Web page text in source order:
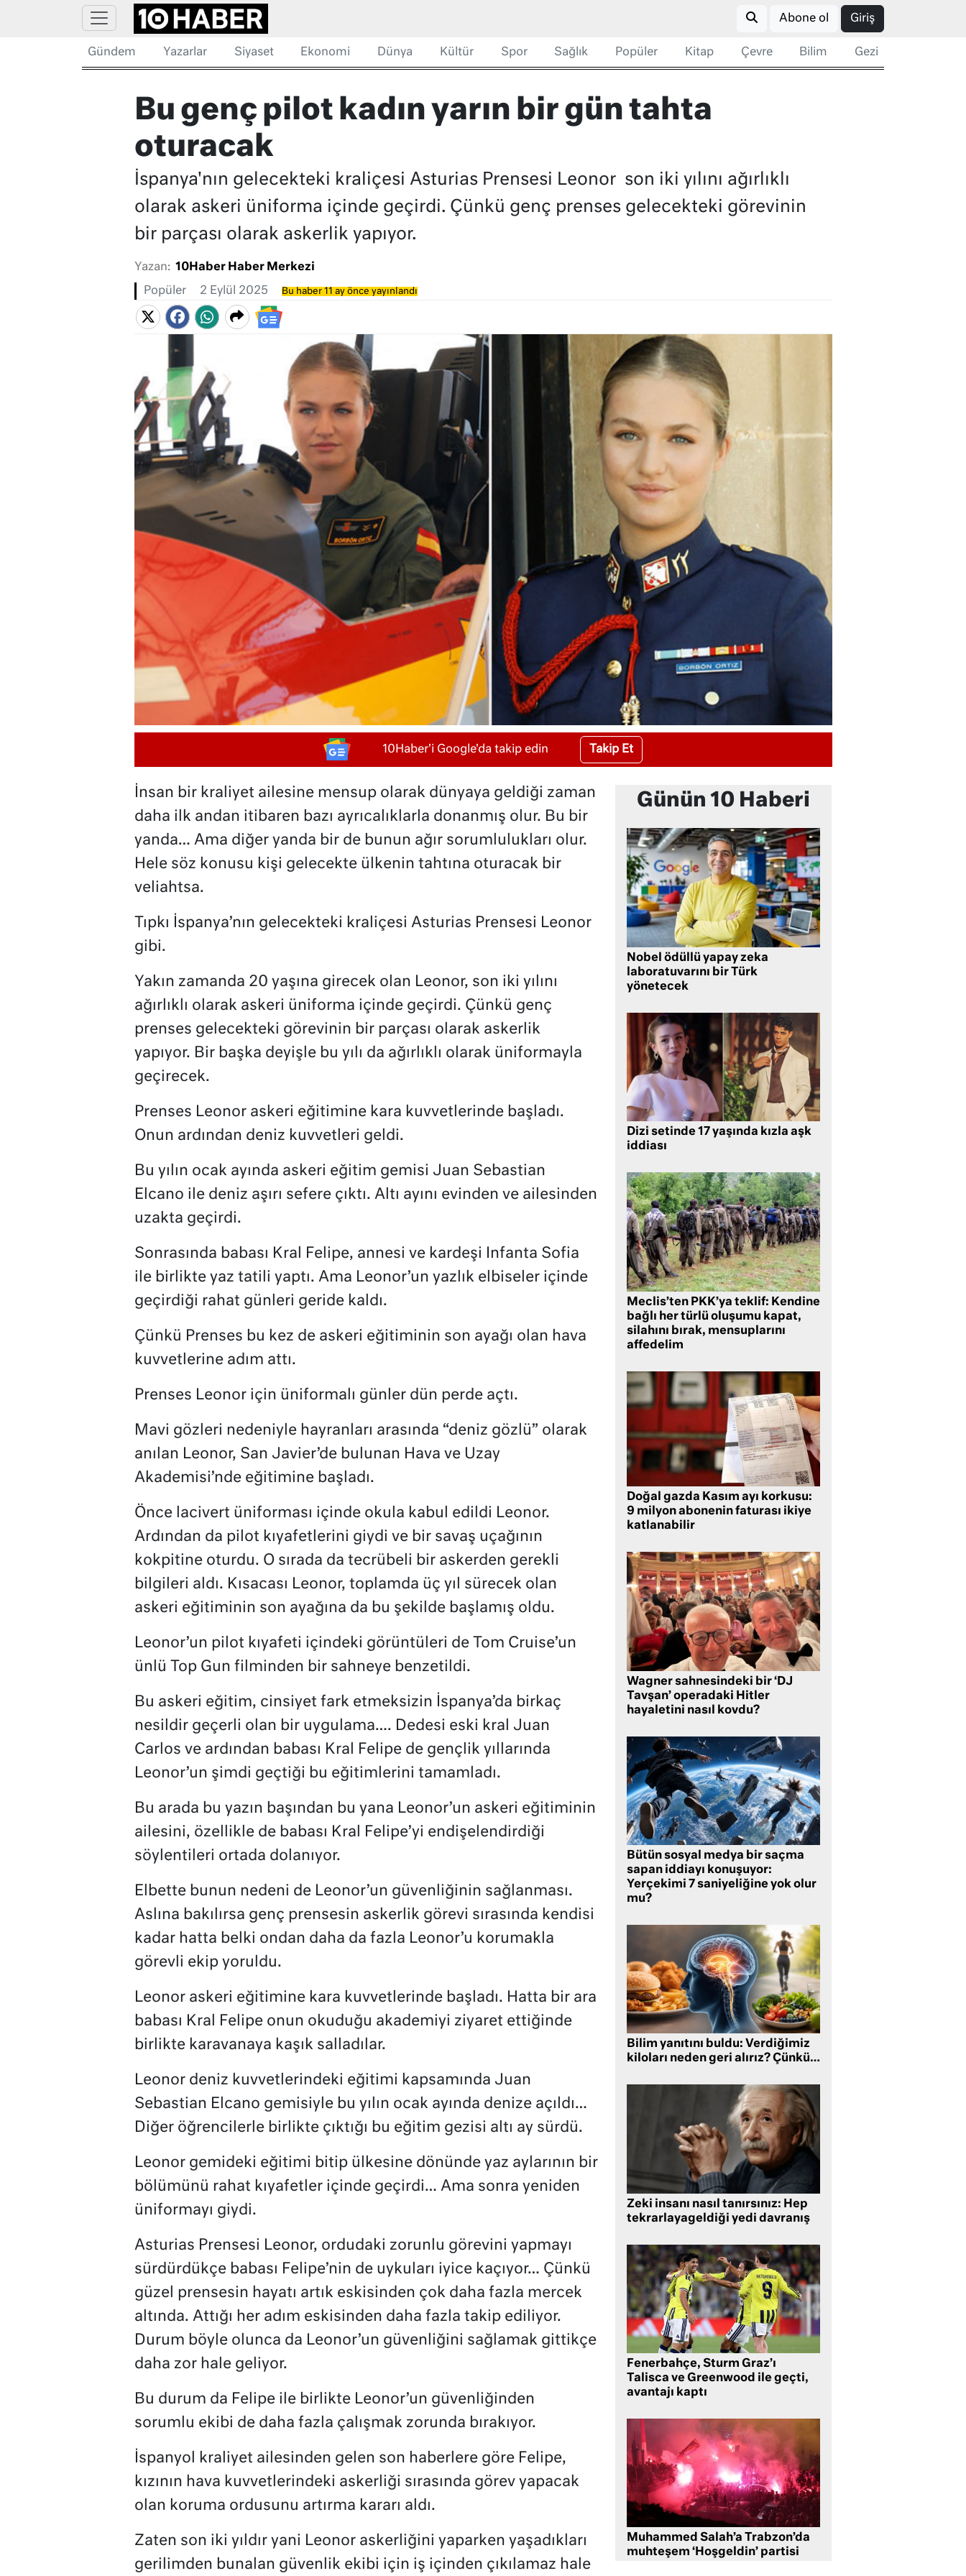
Abone ol Giriş
Gündem Yazarlar Siyaset Ekonomi Dünya Kültür Spor Sağlık Popüler Kitap Çevre Bilim Gezi
Bu genç pilot kadın yarın bir gün tahta
oturacak
İspanya'nın gelecekteki kraliçesi Asturias Prensesi Leonor son iki yılını ağırlıklı
olarak askeri üniforma içinde geçirdi. Çünkü genç prenses gelecekteki görevinin
bir parçası olarak askerlik yapıyor.
Yazan: 10Haber Haber Merkezi
Popüler 2 Eylül 2025 Bu haber 11 ay önce yayınlandı
10Haber'i Google'da takip edin Takip Et
İnsan bir kraliyet ailesine mensup olarak dünyaya geldiği zaman
daha ilk andan itibaren bazı ayrıcalıklarla donanmış olur. Bu bir
yanda… Ama diğer yanda bir de bunun ağır sorumlulukları olur.
Hele söz konusu kişi gelecekte ülkenin tahtına oturacak bir
veliahtsa.
Tıpkı İspanya’nın gelecekteki kraliçesi Asturias Prensesi Leonor
gibi.
Yakın zamanda 20 yaşına girecek olan Leonor, son iki yılını
ağırlıklı olarak askeri üniforma içinde geçirdi. Çünkü genç
prenses gelecekteki görevinin bir parçası olarak askerlik
yapıyor. Bir başka deyişle bu yılı da ağırlıklı olarak üniformayla
geçirecek.
Prenses Leonor askeri eğitimine kara kuvvetlerinde başladı.
Onun ardından deniz kuvvetleri geldi.
Bu yılın ocak ayında askeri eğitim gemisi Juan Sebastian
Elcano ile deniz aşırı sefere çıktı. Altı ayını evinden ve ailesinden
uzakta geçirdi.
Sonrasında babası Kral Felipe, annesi ve kardeşi Infanta Sofia
ile birlikte yaz tatili yaptı. Ama Leonor’un yazlık elbiseler içinde
geçirdiği rahat günleri geride kaldı.
Çünkü Prenses bu kez de askeri eğitiminin son ayağı olan hava
kuvvetlerine adım attı.
Prenses Leonor için üniformalı günler dün perde açtı.
Mavi gözleri nedeniyle hayranları arasında “deniz gözlü” olarak
anılan Leonor, San Javier’de bulunan Hava ve Uzay
Akademisi’nde eğitimine başladı.
Önce lacivert üniforması içinde okula kabul edildi Leonor.
Ardından da pilot kıyafetlerini giydi ve bir savaş uçağının
kokpitine oturdu. O sırada da tecrübeli bir askerden gerekli
bilgileri aldı. Kısacası Leonor, toplamda üç yıl sürecek olan
askeri eğitiminin son ayağına da bu şekilde başlamış oldu.
Leonor’un pilot kıyafeti içindeki görüntüleri de Tom Cruise’un
ünlü Top Gun filminden bir sahneye benzetildi.
Bu askeri eğitim, cinsiyet fark etmeksizin İspanya’da birkaç
nesildir geçerli olan bir uygulama…. Dedesi eski kral Juan
Carlos ve ardından babası Kral Felipe de gençlik yıllarında
Leonor’un şimdi geçtiği bu eğitimlerini tamamladı.
Bu arada bu yazın başından bu yana Leonor’un askeri eğitiminin
ailesini, özellikle de babası Kral Felipe’yi endişelendirdiği
söylentileri ortada dolanıyor.
Elbette bunun nedeni de Leonor’un güvenliğinin sağlanması.
Aslına bakılırsa genç prensesin askerlik görevi sırasında kendisi
kadar hatta belki ondan daha da fazla Leonor’u korumakla
görevli ekip yoruldu.
Leonor askeri eğitimine kara kuvvetlerinde başladı. Hatta bir ara
babası Kral Felipe onun okuduğu akademiyi ziyaret ettiğinde
birlikte karavanaya kaşık salladılar.
Leonor deniz kuvvetlerindeki eğitimi kapsamında Juan
Sebastian Elcano gemisiyle bu yılın ocak ayında denize açıldı…
Diğer öğrencilerle birlikte çıktığı bu eğitim gezisi altı ay sürdü.
Leonor gemideki eğitimi bitip ülkesine dönünde yaz aylarının bir
bölümünü rahat kıyafetler içinde geçirdi… Ama sonra yeniden
üniformayı giydi.
Asturias Prensesi Leonor, ordudaki zorunlu görevini yapmayı
sürdürdükçe babası Felipe’nin de uykuları iyice kaçıyor… Çünkü
güzel prensesin hayatı artık eskisinden çok daha fazla mercek
altında. Attığı her adım eskisinden daha fazla takip ediliyor.
Durum böyle olunca da Leonor’un güvenliğini sağlamak gittikçe
daha zor hale geliyor.
Bu durum da Felipe ile birlikte Leonor’un güvenliğinden
sorumlu ekibi de daha fazla çalışmak zorunda bırakıyor.
İspanyol kraliyet ailesinden gelen son haberlere göre Felipe,
kızının hava kuvvetlerindeki askerliği sırasında görev yapacak
olan koruma ordusunu artırma kararı aldı.
Zaten son iki yıldır yani Leonor askerliğini yaparken yaşadıkları
gerilimden bunalan güvenlik ekibi için iş içinden çıkılamaz hale
Günün 10 Haberi
Nobel ödüllü yapay zeka
laboratuvarını bir Türk
yönetecek
Dizi setinde 17 yaşında kızla aşk
iddiası
Meclis’ten PKK’ya teklif: Kendine
bağlı her türlü oluşumu kapat,
silahını bırak, mensuplarını
affedelim
Doğal gazda Kasım ayı korkusu:
9 milyon abonenin faturası ikiye
katlanabilir
Wagner sahnesindeki bir ‘DJ
Tavşan’ operadaki Hitler
hayaletini nasıl kovdu?
Bütün sosyal medya bir saçma
sapan iddiayı konuşuyor:
Yerçekimi 7 saniyeliğine yok olur
mu?
Bilim yanıtını buldu: Verdiğimiz
kiloları neden geri alırız? Çünkü…
Zeki insanı nasıl tanırsınız: Hep
tekrarlayageldiği yedi davranış
Fenerbahçe, Sturm Graz’ı
Talisca ve Greenwood ile geçti,
avantajı kaptı
Muhammed Salah’a Trabzon’da
muhteşem ‘Hoşgeldin’ partisi